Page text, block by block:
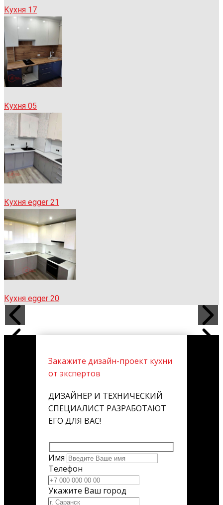
Кухня 17
Кухня 05
Кухня egger 21
Кухня egger 20
Закажите дизайн-проект кухни
от экспертов
ДИЗАЙНЕР И ТЕХНИЧЕСКИЙ
СПЕЦИАЛИСТ РАЗРАБОТАЮТ
ЕГО ДЛЯ ВАС!
Имя
Телефон
Укажите Ваш город